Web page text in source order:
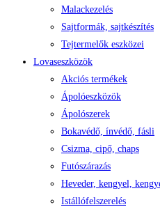
Malackezelés
Sajtformák, sajtkészítés
Tejtermelők eszközei
Lovaseszközök
Akciós termékek
Ápolóeszközök
Ápolószerek
Bokavédő, ínvédő, fásli
Csizma, cipő, chaps
Futószárazás
Heveder, kengyel,
Istállófelszerelés